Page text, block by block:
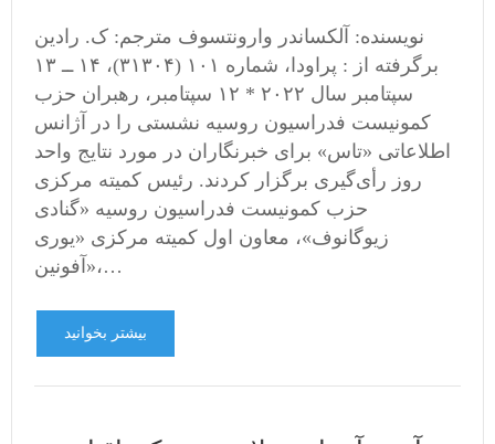
نویسنده: آلکساندر وارونتسوف مترجم: ک. رادین
برگرفته از : پراودا، شماره ۱۰۱ (۳۱۳۰۴)، ۱۴ ــ ۱۳
سپتامبر سال ۲۰۲۲ * ۱۲ سپتامبر، رهبران حزب
کمونیست فدراسیون روسیه نشستی را در آژانس
اطلاعاتی «تاس» برای خبرنگاران در مورد نتایج واحد
روز رأی‌گیری برگزار کردند. رئیس کمیته مرکزی
حزب کمونیست فدراسیون روسیه «گنادی
زیوگانوف»، معاون اول کمیته مرکزی «یوری
آفونین»،…
بیشتر بخوانید